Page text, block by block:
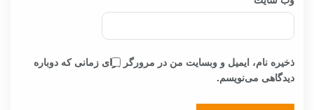
ذخیره نام، ایمیل و وبسایت من در مرورگر برای زمانی که دوباره
دیدگاهی می‌نویسم.